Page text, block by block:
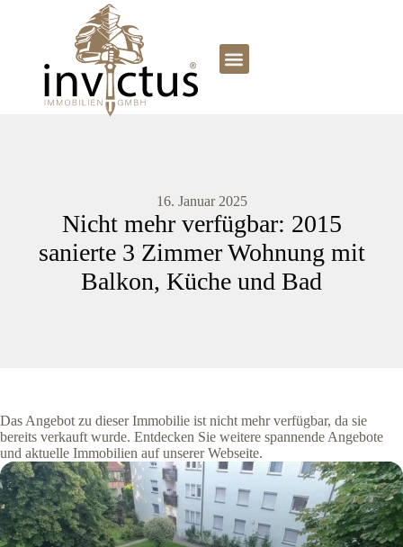
16. Januar 2025
Nicht mehr verfügbar: 2015
sanierte 3 Zimmer Wohnung mit
Balkon, Küche und Bad
Das Angebot zu dieser Immobilie ist nicht mehr verfügbar, da sie
bereits verkauft wurde. Entdecken Sie weitere spannende Angebote
und aktuelle Immobilien auf unserer Webseite.